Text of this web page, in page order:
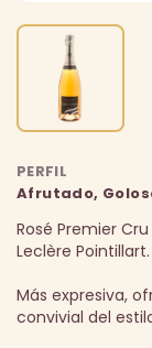
PERFIL
Afrutado,
Rosé Premier
Leclère Pointillart.
Más expresiva,
convivial del